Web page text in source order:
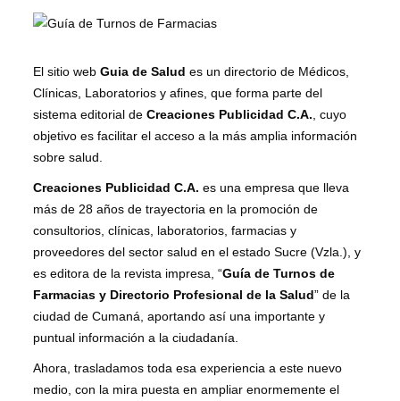
El sitio webGuia de Salud es un directorio de Médicos,
Clínicas, Laboratorios y afines, que forma parte del
sistema editorial deCreaciones Publicidad C.A., cuyo
objetivo es facilitar el acceso a la más amplia información
sobre salud.
Creaciones Publicidad C.A. es una empresa que lleva
más de 28 años de trayectoria en la promoción de
consultorios, clínicas, laboratorios, farmacias y
proveedores del sector salud en el estado Sucre (Vzla.), y
es editora de la revista impresa, “Guía de Turnos de
Farmacias y Directorio Profesional de la Salud” de la
ciudad de Cumaná, aportando así una importante y
puntual información a la ciudadanía.
Ahora, trasladamos toda esa experiencia a este nuevo
medio, con la mira puesta en ampliar enormemente el